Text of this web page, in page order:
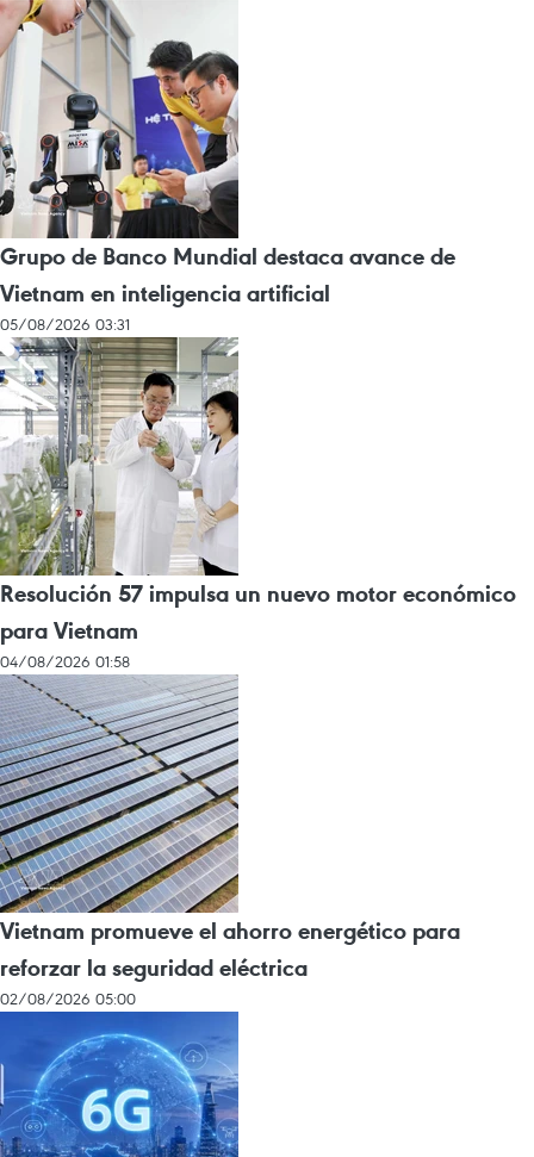
Grupo de Banco Mundial destaca avance de
Vietnam en inteligencia artificial
05/08/2026 03:31
Resolución 57 impulsa un nuevo motor económico
para Vietnam
04/08/2026 01:58
Vietnam promueve el ahorro energético para
reforzar la seguridad eléctrica
02/08/2026 05:00